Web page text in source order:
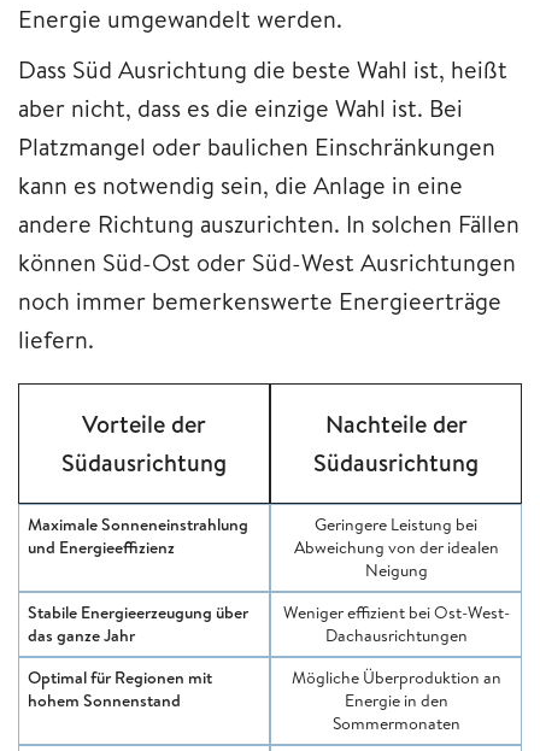
Energie umgewandelt werden.
Dass Süd Ausrichtung die beste Wahl ist, heißt
aber nicht, dass es die einzige Wahl ist. Bei
Platzmangel oder baulichen Einschränkungen
kann es notwendig sein, die Anlage in eine
andere Richtung auszurichten. In solchen Fällen
können Süd-Ost oder Süd-West Ausrichtungen
noch immer bemerkenswerte Energieerträge
liefern.
Vorteile der
Südausrichtung
Nachteile der
Südausrichtung
Maximale Sonneneinstrahlung
und Energieeffizienz
Geringere Leistung bei
Abweichung von der idealen
Neigung
Stabile Energieerzeugung über
das ganze Jahr
Weniger effizient bei Ost-West-
Dachausrichtungen
Optimal für Regionen mit
hohem Sonnenstand
Mögliche Überproduktion an
Energie in den
Sommermonaten